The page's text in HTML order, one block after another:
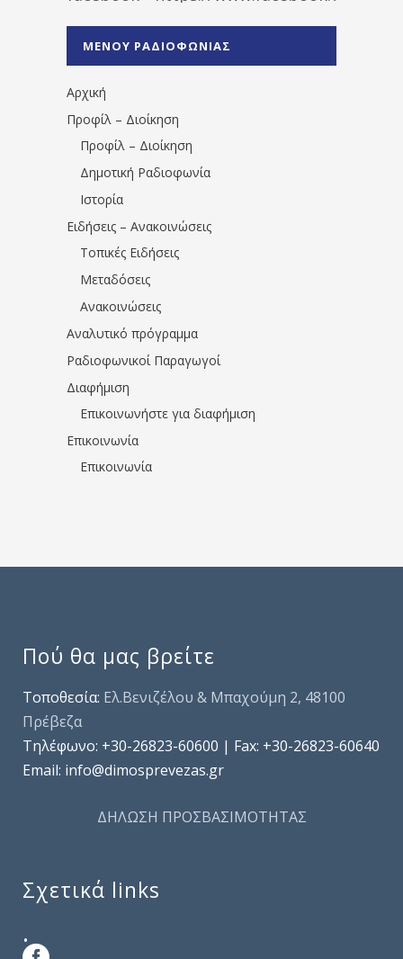
1531194763766854/" artist="" ]
ΜΕΝΟΥ ΡΑΔΙΟΦΩΝΙΑΣ
Αρχική
Προφίλ – Διοίκηση
Προφίλ – Διοίκηση
Δημοτική Ραδιοφωνία
Ιστορία
Ειδήσεις – Ανακοινώσεις
Τοπικές Ειδήσεις
Μεταδόσεις
Ανακοινώσεις
Αναλυτικό πρόγραμμα
Ραδιοφωνικοί Παραγωγοί
Διαφήμιση
Επικοινωνήστε για διαφήμιση
Επικοινωνία
Επικοινωνία
Πού θα μας βρείτε
Τοποθεσία: Ελ.Βενιζέλου & Μπαχούμη 2, 48100
Πρέβεζα
Τηλέφωνo: +30-26823-60600 | Fax: +30-26823-60640
Email: info@dimosprevezas.gr
ΔΗΛΩΣΗ ΠΡΟΣΒΑΣΙΜΟΤΗΤΑΣ
Σχετικά links
.